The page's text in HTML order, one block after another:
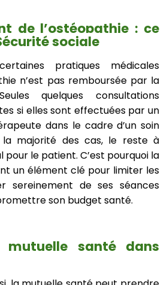
de l’ostéopathie : ce
sociale
pratiques médicales
n’est pas remboursée par la
quelques consultations
si elles sont effectuées par un
dans le cadre d’un soin
la majorité des cas, le reste à
le patient. C’est pourquoi la
un élément clé pour limiter les
sereinement de ses séances
son budget santé.
santé dans